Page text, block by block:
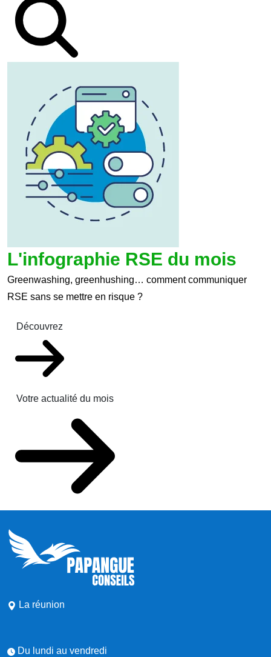
L'infographie RSE du mois
Greenwashing, greenhushing… comment communiquer
RSE sans se mettre en risque ?
Découvrez
Votre actualité du mois
La réunion
Du lundi au vendredi